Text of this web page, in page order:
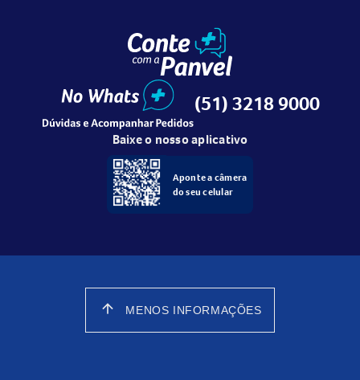
(51) 3218 9000
Baixe o nosso aplicativo
Aponte a câmera
do seu celular
arrow_upward MENOS INFORMAÇÕES